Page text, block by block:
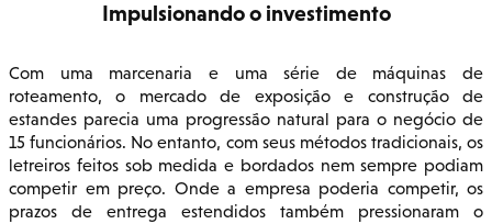
Impulsionando o investimento
Com uma marcenaria e uma série de máquinas de
roteamento, o mercado de exposição e construção de
estandes parecia uma progressão natural para o negócio de
15 funcionários. No entanto, com seus métodos tradicionais, os
letreiros feitos sob medida e bordados nem sempre podiam
competir em preço. Onde a empresa poderia competir, os
prazos de entrega estendidos também pressionaram o